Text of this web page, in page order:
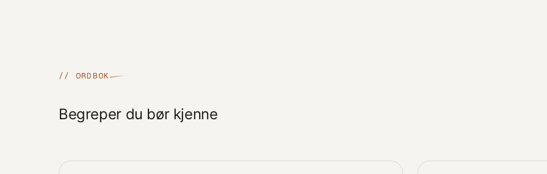
// ORDBOK
Begreper du bør kjenne